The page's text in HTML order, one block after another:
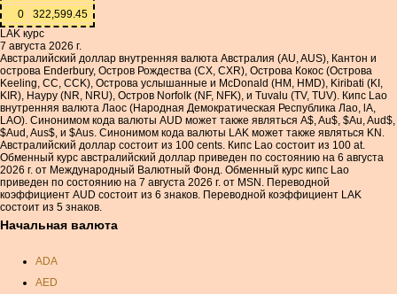
0
322,599.45
LAK курс
7 августа 2026 г.
Австралийский доллар внутренняя валюта Австралия (AU, AUS), Кантон и
острова Enderbury, Остров Рождества (CX, CXR), Острова Кокос (Острова
Keeling, CC, CCK), Острова услышанные и McDonald (HM, HMD), Kiribati (KI,
KIR), Науру (NR, NRU), Остров Norfolk (NF, NFK), и Tuvalu (TV, TUV). Кипс Lao
внутренняя валюта Лаос (Народная Демократическая Республика Лао, lA,
LAO). Синонимом кода валюты AUD может также являться A$, Au$, $Au, Aud$,
$Aud, Aus$, и $Aus. Синонимом кода валюты LAK может также являться KN.
Австралийский доллар состоит из 100 cents. Кипс Lao состоит из 100 at.
Обменный курс австралийский доллар приведен по состоянию на 6 августа
2026 г. от Международный Валютный Фонд. Обменный курс кипс Lao
приведен по состоянию на 7 августа 2026 г. от MSN. Переводной
коэффициент AUD состоит из 6 знаков. Переводной коэффициент LAK
состоит из 5 знаков.
Начальная валюта
ADA
AED